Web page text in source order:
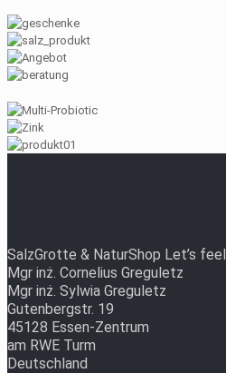
SalzGrotte & NaturShop Let’s feel
Mgr inż. Cornelius Greguletz
Mgr inż. Sylwia Greguletz
Gutenbergstr. 19
45128 Essen-Zentrum
am RWE Turm
Deutschland